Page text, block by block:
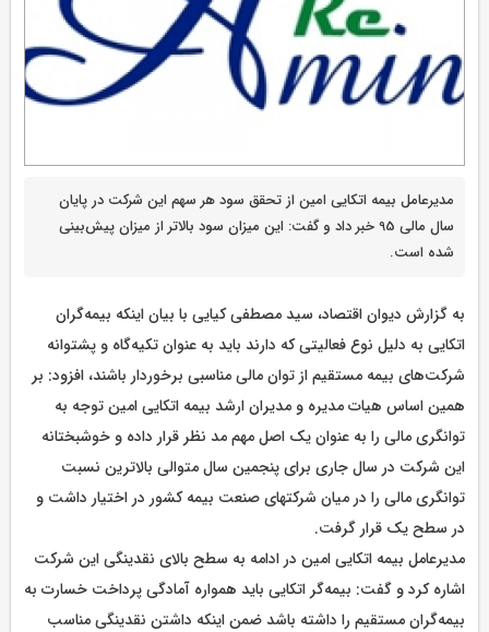
مدیرعامل بیمه اتکایی امین از تحقق سود هر سهم این شرکت در پایان
سال مالی 95 خبر داد و گفت: این میزان سود بالاتر از میزان پیش‌بینی
شده است.
به گزارش دیوان اقتصاد، سید مصطفی کیایی با بیان اینکه بیمه‌گران
اتکایی به دلیل نوع فعالیتی که دارند باید به عنوان تکیه‌گاه و پشتوانه
شرکت‌های بیمه مستقیم از توان مالی مناسبی برخوردار باشند، افزود: بر
همین اساس هیات مدیره و مدیران ارشد بیمه اتکایی امین توجه به
توانگری مالی را به عنوان یک اصل مهم مد نظر قرار داده و خوشبختانه
این شرکت در سال جاری برای پنجمین سال متوالی بالاترین نسبت
توانگری مالی را در میان شرکتهای صنعت بیمه کشور در اختیار داشت و
در سطح یک قرار گرفت.
مدیرعامل بیمه اتکایی امین در ادامه به سطح بالای نقدینگی این شرکت
اشاره کرد و گفت: بیمه‌گر اتکایی باید همواره آمادگی پرداخت خسارت به
بیمه‌گران مستقیم را داشته باشد ضمن اینکه داشتن نقدینگی مناسب